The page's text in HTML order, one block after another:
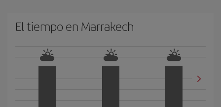
El tiempo en Marrakech